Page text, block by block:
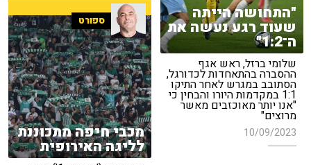
"התחושה הייתה
שעוד רגע נעשה את
ה־1:2"
שלומי ברזל, ראש אגף
ההסברה בהתאחדות לכדורגל,
הסתובב במגרש לאחר התיקו
1:1 במקדמות היורו והבחין כי
"אנו יותר מאוכזבים מאשר
מרוצים"
10/09/2023
ספורט
מכבי חיפה מתכוננת
לליגה האירופית